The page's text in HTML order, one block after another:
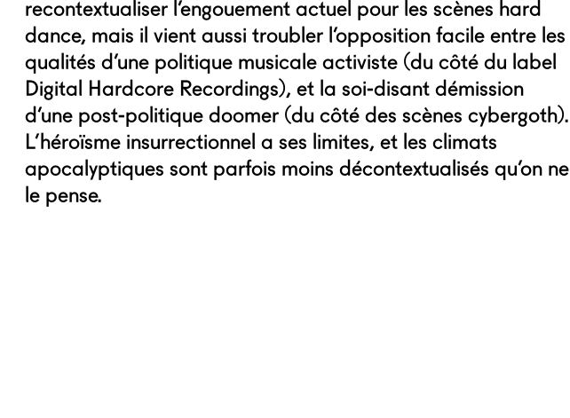
recontextualiser l’engouement actuel pour les scènes hard
dance, mais il vient aussi troubler l’opposition facile entre les
qualités d’une politique musicale activiste (du côté du label
Digital Hardcore Recordings), et la soi-disant démission
d’une post-politique doomer (du côté des scènes cybergoth).
L’héroïsme insurrectionnel a ses limites, et les climats
apocalyptiques sont parfois moins décontextualisés qu’on ne
le pense.